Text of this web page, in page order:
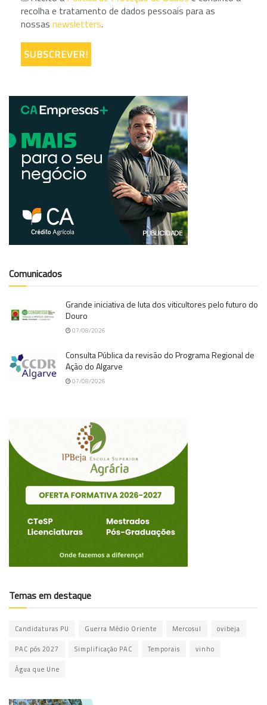
recolha e tratamento de dados pessoais para as
nossas newsletters.
Comunicados
Grande iniciativa de luta dos viticultores pelo futuro do
Douro
07/08/2026
Consulta Pública da revisão do Programa Regional de
Ação do Algarve
07/08/2026
Temas em destaque
Candidaturas PU Guerra Médio Oriente Mercosul ovibeja
PAC pós 2027 Simplificação PAC Temporais vinho
Água que Une